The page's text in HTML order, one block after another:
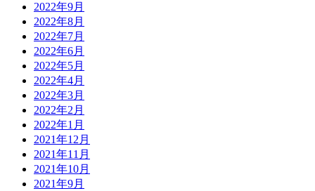
2022年9月
2022年8月
2022年7月
2022年6月
2022年5月
2022年4月
2022年3月
2022年2月
2022年1月
2021年12月
2021年11月
2021年10月
2021年9月